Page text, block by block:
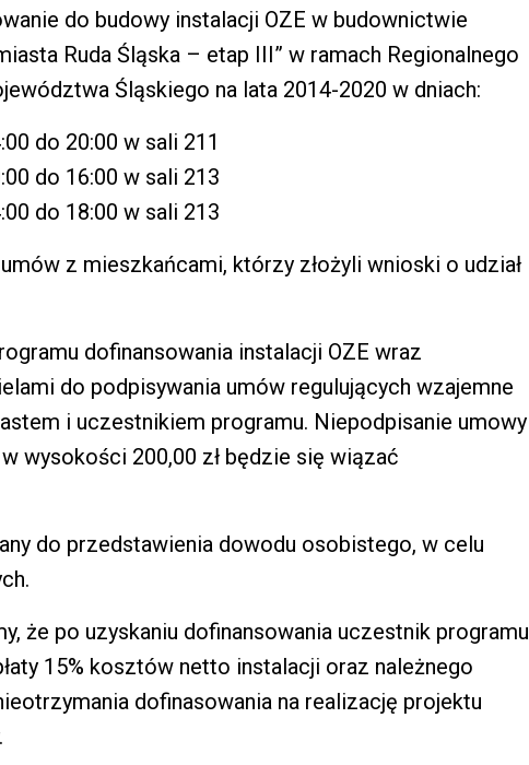
do budowy instalacji OZE w budownictwie
Ruda Śląska – etap III” w ramach Regionalnego
Śląskiego na lata 2014-2020 w dniach:
do 20:00 w sali 211
do 16:00 w sali 213
do 18:00 w sali 213
z mieszkańcami, którzy złożyli wnioski o udział
dofinansowania instalacji OZE wraz
do podpisywania umów regulujących wzajemne
i uczestnikiem programu. Niepodpisanie umowy
wysokości 200,00 zł będzie się wiązać
do przedstawienia dowodu osobistego, w celu
że po uzyskaniu dofinansowania uczestnik programu
15% kosztów netto instalacji oraz należnego
dofinasowania na realizację projektu